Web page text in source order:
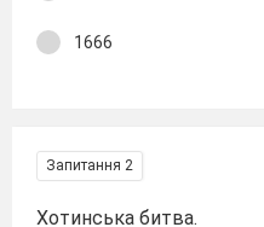
1666
Запитання 2
Хотинська битва.